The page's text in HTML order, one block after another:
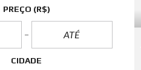
PREÇO (R$)
CIDADE